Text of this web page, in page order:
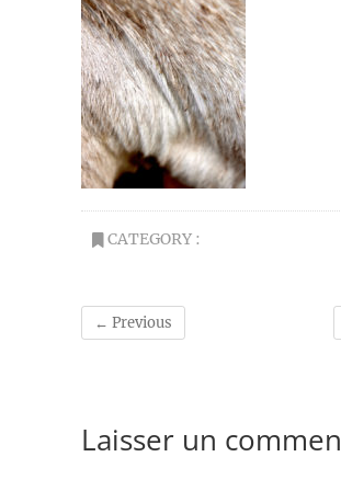
CATEGORY :
← Previous
Laisser un